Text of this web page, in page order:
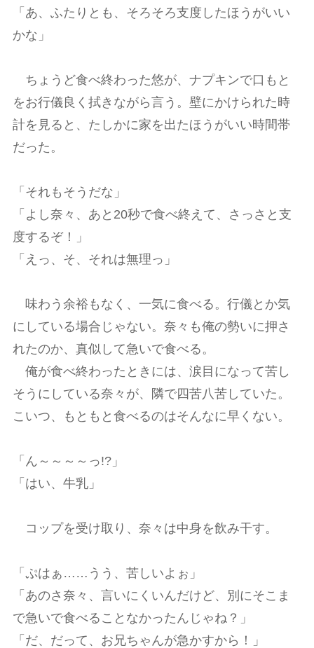
「あ、ふたりとも、そろそろ支度したほうがいい
かな」
ちょうど食べ終わった悠が、ナプキンで口もと
をお行儀良く拭きながら言う。壁にかけられた時
計を見ると、たしかに家を出たほうがいい時間帯
だった。
「それもそうだな」
「よし奈々、あと20秒で食べ終えて、さっさと支
度するぞ！」
「えっ、そ、それは無理っ」
味わう余裕もなく、一気に食べる。行儀とか気
にしている場合じゃない。奈々も俺の勢いに押さ
れたのか、真似して急いで食べる。
俺が食べ終わったときには、涙目になって苦し
そうにしている奈々が、隣で四苦八苦していた。
こいつ、もともと食べるのはそんなに早くない。
「ん～～～～っ!?」
「はい、牛乳」
コップを受け取り、奈々は中身を飲み干す。
「ぷはぁ……うう、苦しいよぉ」
「あのさ奈々、言いにくいんだけど、別にそこま
で急いで食べることなかったんじゃね？」
「だ、だって、お兄ちゃんが急かすから！」